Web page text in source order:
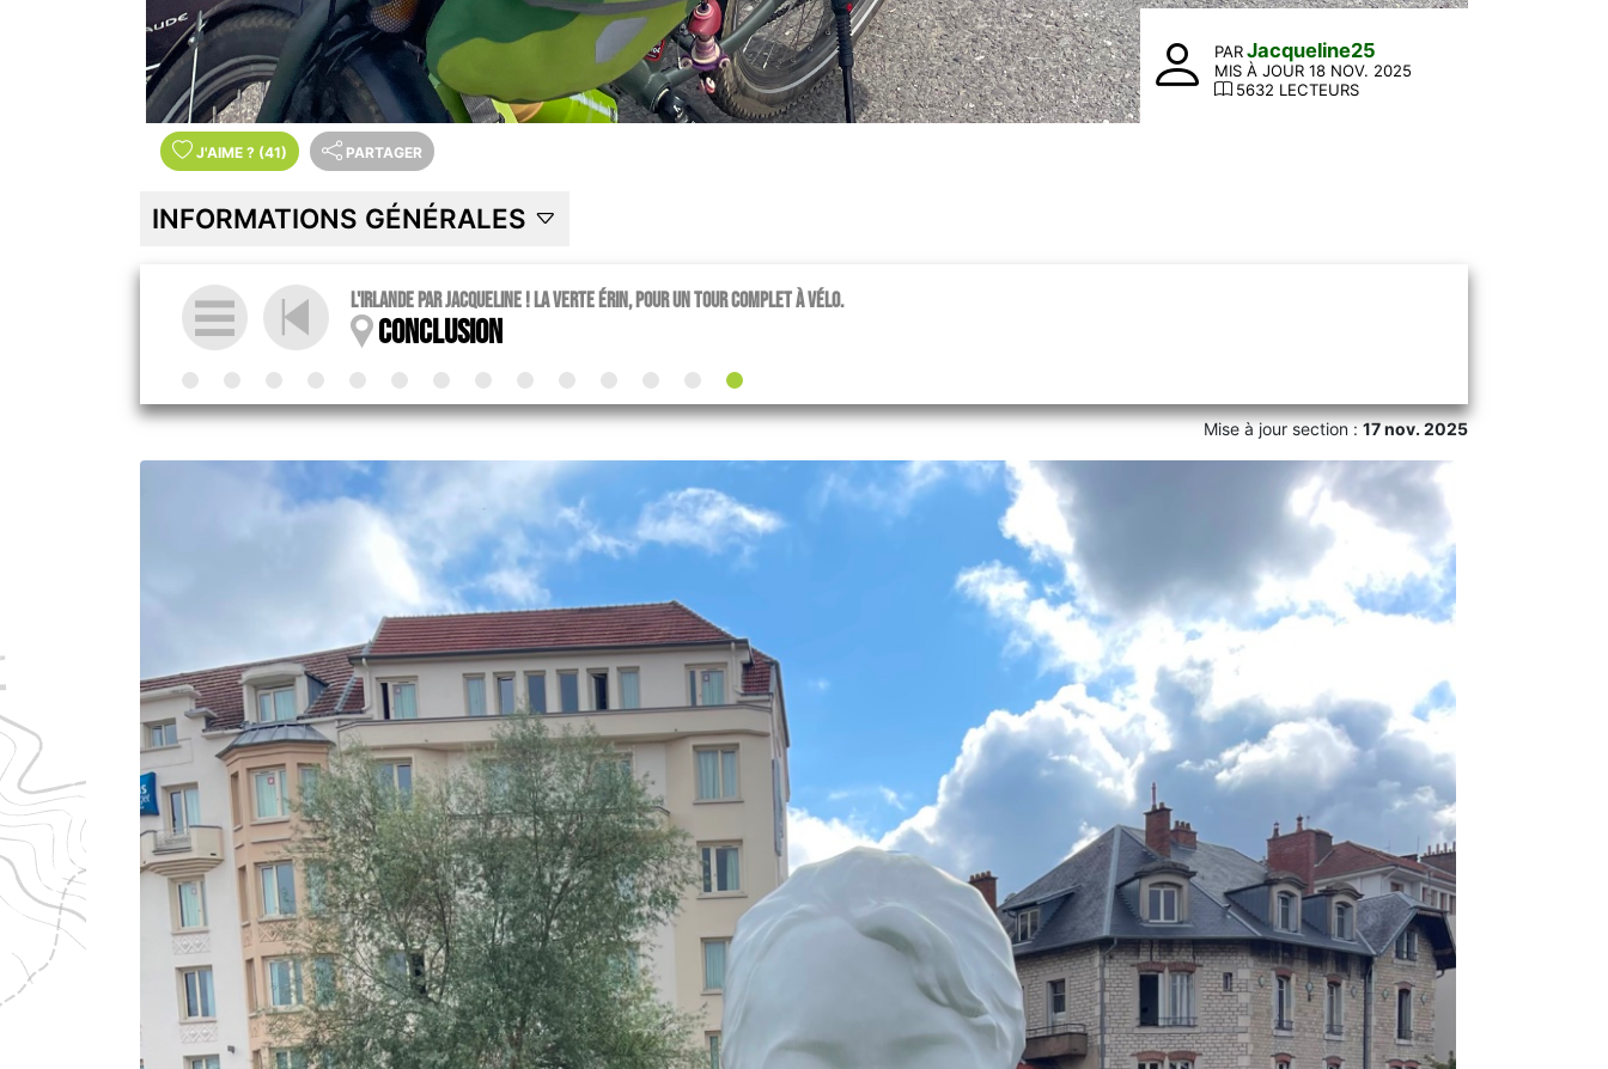
PAR Jacqueline25
MIS À JOUR 18 NOV. 2025
5632 LECTEURS
J'AIME ? (41) PARTAGER
INFORMATIONS GÉNÉRALES
L'Irlande par Jacqueline ! La verte Érin, pour un tour complet à vélo.
Conclusion
Mise à jour section :17 nov. 2025